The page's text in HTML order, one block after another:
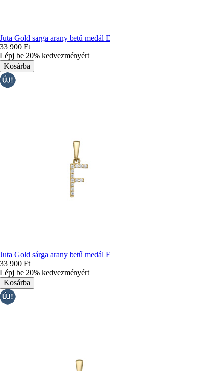
Juta Gold sárga arany betű medál E
33 900 Ft
Lépj be 20% kedvezményért
Juta Gold sárga arany betű medál F
33 900 Ft
Lépj be 20% kedvezményért